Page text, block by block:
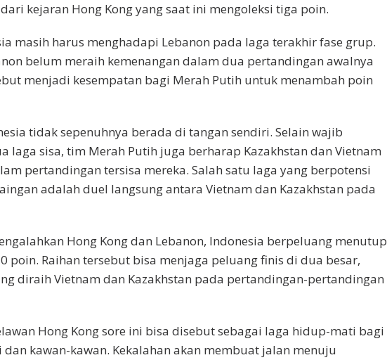
kejaran Hong Kong yang saat ini mengoleksi tiga poin.
masih harus menghadapi Lebanon pada laga terakhir fase grup.
belum meraih kemenangan dalam dua pertandingan awalnya
menjadi kesempatan bagi Merah Putih untuk menambah poin
tidak sepenuhnya berada di tangan sendiri. Selain wajib
laga sisa, tim Merah Putih juga berharap Kazakhstan dan Vietnam
pertandingan tersisa mereka. Salah satu laga yang berpotensi
adalah duel langsung antara Vietnam dan Kazakhstan pada
Hong Kong dan Lebanon, Indonesia berpeluang menutup
poin. Raihan tersebut bisa menjaga peluang finis di dua besar,
diraih Vietnam dan Kazakhstan pada pertandingan-pertandingan
Hong Kong sore ini bisa disebut sebagai laga hidup-mati bagi
kawan-kawan. Kekalahan akan membuat jalan menuju